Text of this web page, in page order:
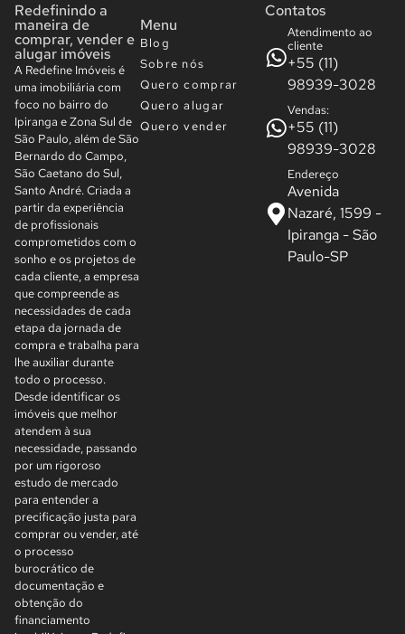
Redefinindo a
maneira de
comprar, vender e
alugar imóveis
A Redefine Imóveis é
uma imobiliária com
foco no bairro do
Ipiranga e Zona Sul de
São Paulo, além de São
Bernardo do Campo,
São Caetano do Sul,
Santo André. Criada a
partir da experiência
de profissionais
comprometidos com o
sonho e os projetos de
cada cliente, a empresa
que compreende as
necessidades de cada
etapa da jornada de
compra e trabalha para
lhe auxiliar durante
todo o processo.
Desde identificar os
imóveis que melhor
atendem à sua
necessidade, passando
por um rigoroso
estudo de mercado
para entender a
precificação justa para
comprar ou vender, até
o processo
burocrático de
documentação e
obtenção do
financiamento
Menu
Blog
Sobre nós
Quero comprar
Quero alugar
Quero vender
Contatos
Atendimento ao
cliente
+55 (11)
98939-3028
Vendas:
+55 (11)
98939-3028
Endereço
Avenida
Nazaré, 1599 -
Ipiranga - São
Paulo-SP